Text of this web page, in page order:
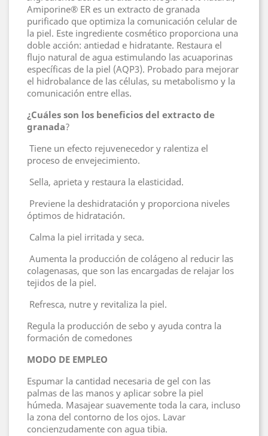
Amiporine® ER es un extracto de granada
purificado que optimiza la comunicación celular de
la piel. Este ingrediente cosmético proporciona una
doble acción: antiedad e hidratante. Restaura el
flujo natural de agua estimulando las acuaporinas
específicas de la piel (AQP3). Probado para mejorar
el hidrobalance de las células, su metabolismo y la
comunicación entre ellas.
¿Cuáles son los beneficios del extracto de
granada?
Tiene un efecto rejuvenecedor y ralentiza el
proceso de envejecimiento.
Sella, aprieta y restaura la elasticidad.
Previene la deshidratación y proporciona niveles
óptimos de hidratación.
Calma la piel irritada y seca.
Aumenta la producción de colágeno al reducir las
colagenasas, que son las encargadas de relajar los
tejidos de la piel.
Refresca, nutre y revitaliza la piel.
Regula la producción de sebo y ayuda contra la
formación de comedones
MODO DE EMPLEO
Espumar la cantidad necesaria de gel con las
palmas de las manos y aplicar sobre la piel
húmeda. Masajear suavemente toda la cara, incluso
la zona del contorno de los ojos. Lavar
concienzudamente con agua tibia.